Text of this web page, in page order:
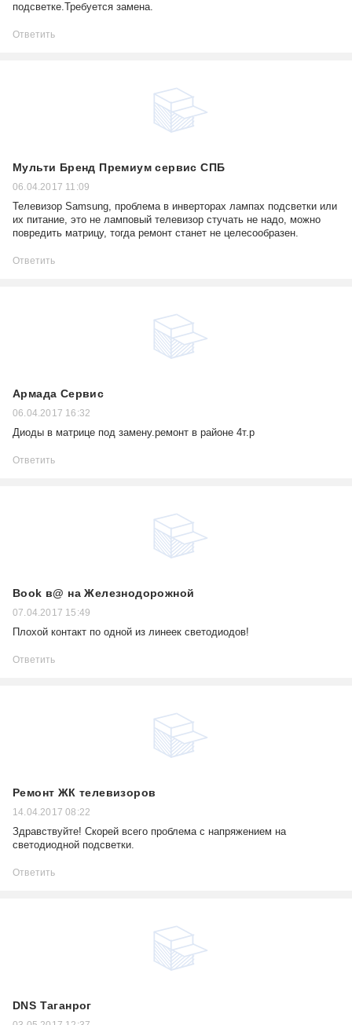
подсветке.Требуется замена.
Ответить
Мульти Бренд Премиум сервис СПБ
06.04.2017 11:09
Телевизор Samsung, проблема в инверторах лампах подсветки или
их питание, это не ламповый телевизор стучать не надо, можно
повредить матрицу, тогда ремонт станет не целесообразен.
Ответить
Армада Сервис
06.04.2017 16:32
Диоды в матрице под замену.ремонт в районе 4т.р
Ответить
Book в@ на Железнодорожной
07.04.2017 15:49
Плохой контакт по одной из линеек светодиодов!
Ответить
Ремонт ЖК телевизоров
14.04.2017 08:22
Здравствуйте! Скорей всего проблема с напряжением на
светодиодной подсветки.
Ответить
DNS Таганрог